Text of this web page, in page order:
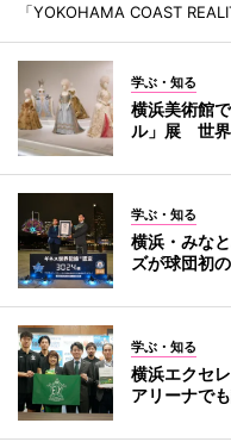
「YOKOHAMA COAST
学ぶ・知る
横浜美術館
ル」展 世界
学ぶ・知る
横浜・みな
ズが球団初
学ぶ・知る
横浜エクセ
アリーナで